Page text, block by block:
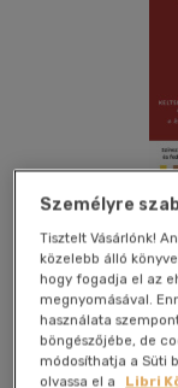
Kívánságlistához
Személyre
Tisztelt Vásárlónk!
közelebb álló
hogy fogadja el az
megnyomásával.
használata
böngészőjébe, de
módosíthatja a Süti
olvassa el a
Libri